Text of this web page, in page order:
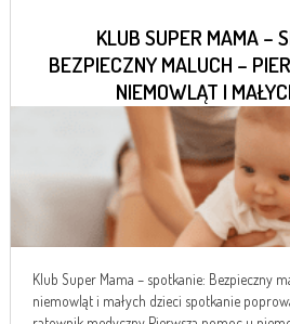
KLUB SUPER MAMA –
BEZPIECZNY MALUCH –
NIEMOWLĄT I
Klub Super Mama – spotkanie: Bezpieczny
niemowląt i małych dzieci spotkanie